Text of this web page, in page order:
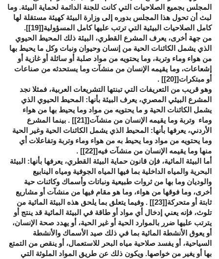
المجلس بجميع الصلاحيات التي كانت للجنة الدائمة لحماية البيئة. وما
لبث أن تحول هذا المجلس بدوره إلى وزارة البيئة كهيئة مستقلة لها
كامل الصلاحيات البيئية التي ترتب عليها كامل المسؤولية[[19]
].
من جهة أخرى، يعرف المشرع القطري، البيئة ذلك المحيط الحيوي
الذي يشمل الكائنات الحية من إنسان وحيوان ونبات وكل ما يحيط بها
من هواء وماء وتربة، وما يحتويه من مواد صلبة أو سائلة أو غازية أو
إشعاعات، وما يقيمه الإنسان من منشآت وما يستحدثه من صناعات
أو مبتكرات[[20]
] .
وهو قريب من التعريفات التي تبنتها التشريعات العربية، فمثلا نجد
المشرع البيئي المصري، يعرف البيئة بأنها: المحيط الحيوي الذي
يشمل الكائنات الحية و ما يحتويه من مواد وما يحيط بها من هواء
وماء وتربة وما يقيمه الإنسان من منشآت[[21]] . بينما المشرع
الأردني، يعرفها بأنها: المحيط الذي يشمل الكائنات الحية وغير الحية
وما يحتويه من مواد وما يحيط به من هواء وماء وتربة وتفاعلات أي
منها وما يقيمه الإنسان من منشآت فيه[[22]
] .
أما البيئة المائية، فإن قانون حماية البيئة القطري، يعرفها بأنها: البيئة
البحرية والمياه الداخلية بما فيها المياه الجوفية ومياه الينابيع
والوديان وما بها من ثروات طبيعية ونباتات وأسماك وكائنات حية
أخرى، وما فوقها من هواء، وما هو مقام فيها من منشآت أو مشاريع
ثابتة أو متحركة[[23]] . وفيما يتعلق بما يلحق هذه البيئة المائية من
تلوث، فإنه يعني إدخال أي مواد أو طاقة في البيئة المائية قد ينتج أو
يترتب عليها ضرر بالموارد الحية أو غير الحية، أو يهدد صحة الإنسان،
أو يعوق الأنشطة المائية بما في ذلك صيد الأسماك والأنشطة
السياحية، أو يفسد صلاحية مياه البحر للاستعمال، أو ينقص من التمتع
بها أو يغير من خواصها. ويكون ذلك عن طريق المواد الملوثة التي